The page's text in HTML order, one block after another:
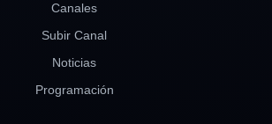
Canales
Subir Canal
Noticias
Programación